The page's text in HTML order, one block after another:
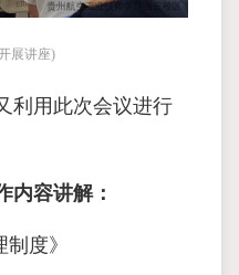
展讲座)
利用此次会议进行
内容讲解：
度》